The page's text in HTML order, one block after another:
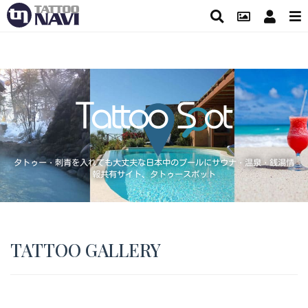
タトゥー・刺青を入れても大丈夫な日本中のプールにサウナ・温泉・銭湯情
報共有サイト、タトゥースポット
TATTOO GALLERY